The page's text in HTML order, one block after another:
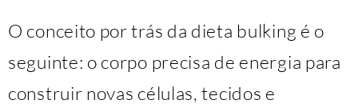
O conceito por trás da dieta bulking é o
seguinte: o corpo precisa de energia para
construir novas células, tecidos e